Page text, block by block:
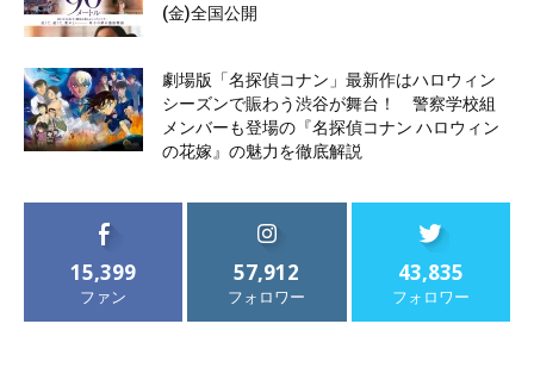
(金)全国公開
劇場版「名探偵コナン」最新作はハロウィン
シーズンで賑わう渋谷が舞台！ 警察学校組
メンバーも登場の『名探偵コナン ハロウィン
の花嫁』の魅力を徹底解説
15,399
ファン
57,912
フォロワー
43,835
フォロワー